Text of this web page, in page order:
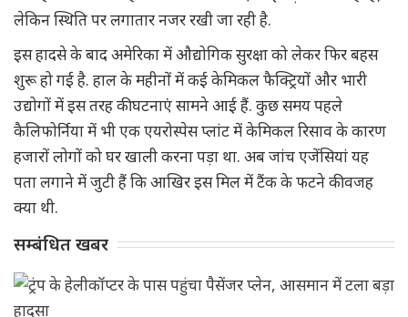
लेकिन स्थिति पर लगातार नजर रखी जा रही है.
इस हादसे के बाद अमेरिका में औद्योगिक सुरक्षा को लेकर फिर बहस
शुरू हो गई है. हाल के महीनों में कई केमिकल फैक्ट्रियों और भारी
उद्योगों में इस तरह की घटनाएं सामने आई हैं. कुछ समय पहले
कैलिफोर्निया में भी एक एयरोस्पेस प्लांट में केमिकल रिसाव के कारण
हजारों लोगों को घर खाली करना पड़ा था. अब जांच एजेंसियां यह
पता लगाने में जुटी हैं कि आखिर इस मिल में टैंक के फटने की वजह
क्या थी.
सम्बंधित खबर